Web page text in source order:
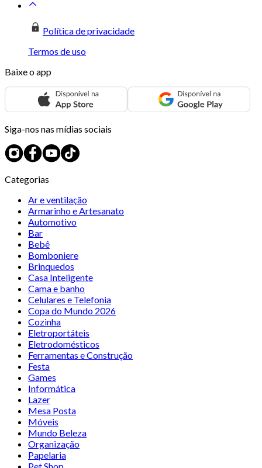
Política de privacidade
Termos de uso
Baixe o app
Siga-nos nas mídias sociais
Categorias
Ar e ventilação
Armarinho e Artesanato
Automotivo
Bar
Bebê
Bomboniere
Brinquedos
Casa Inteligente
Cama e banho
Celulares e Telefonia
Copa do Mundo 2026
Cozinha
Eletroportáteis
Eletrodomésticos
Ferramentas e Construção
Festa
Games
Informática
Lazer
Mesa Posta
Móveis
Mundo Beleza
Organização
Papelaria